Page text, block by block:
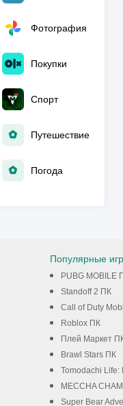
Фотография
Покупки
Спорт
Путешествие
Погода
Популярные
PUBG MOBILE
Standoff 2 ПК
Call of Duty
Roblox ПК
Плей Маркет
Brawl Stars ПК
Tomodachi Life:
MECCHA
Super Bear